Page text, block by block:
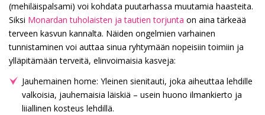
(mehiläispalsami) voi kohdata puutarhassa muutamia haasteita.
Siksi Monardan tuholaisten ja tautien torjunta on aina tärkeää
terveen kasvun kannalta. Näiden ongelmien varhainen
tunnistaminen voi auttaa sinua ryhtymään nopeisiin toimiin ja
ylläpitämään terveitä, elinvoimaisia kasveja:
Jauhemainen home: Yleinen sienitauti, joka aiheuttaa lehdille
valkoisia, jauhemaisia läiskiä – usein huono ilmankierto ja
liiallinen kosteus lehdillä.